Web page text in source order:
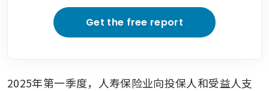
Get the free report
2025年第一季度，人寿保险业向投保人和受益人支